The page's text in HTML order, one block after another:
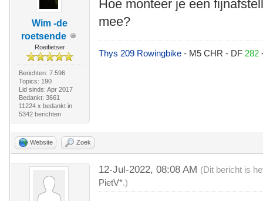
Wim -de
roetsende
Roeifietser
Berichten: 7.596
Topics: 190
Lid sinds: Apr 2017
Bedankt: 3661
11224 x bedankt in
5342 berichten
Hoe monteer je een
mee?
Thys 209 Rowingbike- M5 CHR - DF 282
Website Zoek
12-Jul-2022, 08:08 AM (Dit bericht is
PietV*.)